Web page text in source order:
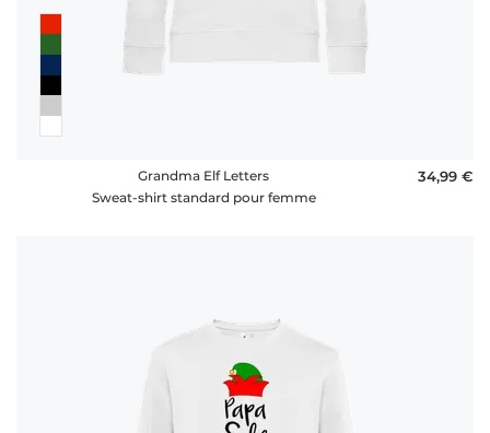
Grandma Elf Letters
Sweat-shirt standard pour femme
34,99 €